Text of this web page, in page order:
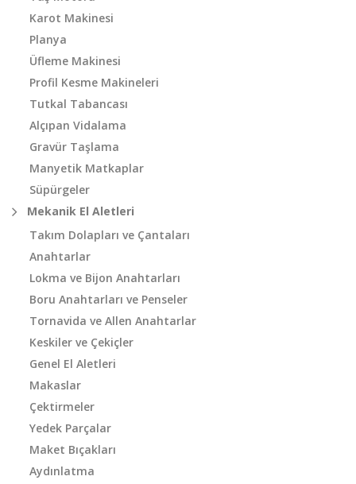
Karot Makinesi
Planya
Üfleme Makinesi
Profil Kesme Makineleri
Tutkal Tabancası
Alçıpan Vidalama
Gravür Taşlama
Manyetik Matkaplar
Süpürgeler
Mekanik El Aletleri
Takım Dolapları ve Çantaları
Anahtarlar
Lokma ve Bijon Anahtarları
Boru Anahtarları ve Penseler
Tornavida ve Allen Anahtarlar
Keskiler ve Çekiçler
Genel El Aletleri
Makaslar
Çektirmeler
Yedek Parçalar
Maket Bıçakları
Aydınlatma